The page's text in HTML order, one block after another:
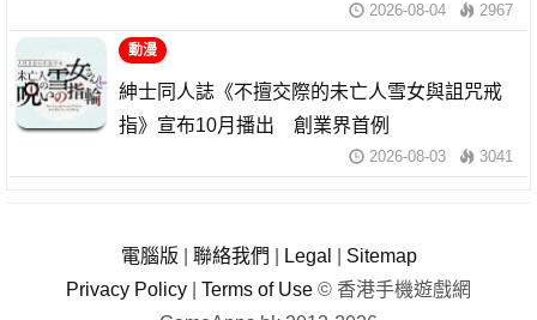
2026-08-04 2967
動漫
紳士同人誌《不擅交際的未亡人雪女與詛咒戒
指》宣布10月播出 創業界首例
2026-08-03 3041
電腦版 聯絡我們 Legal
Sitemap
Privacy Policy
Terms of Use © 香港手機遊戲網